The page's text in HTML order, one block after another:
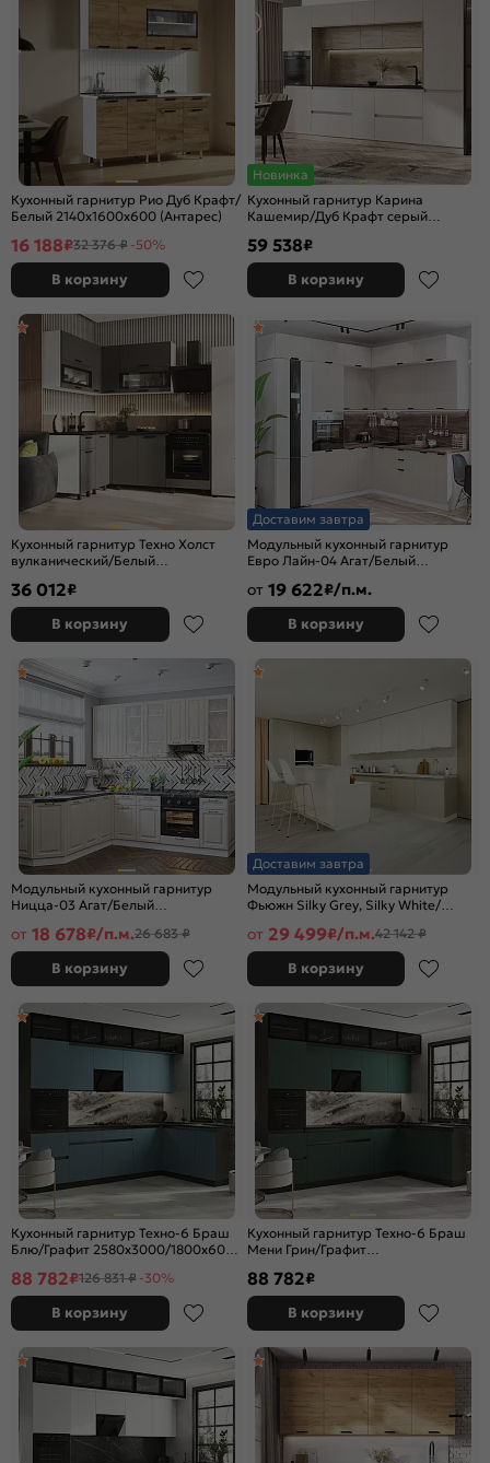
Кухонный гарнитур Рио Дуб Крафт/
Белый 2140x1600x600 (Антарес)
16 188₽32 376 ₽ -50%
В корзину
Новинка
Кухонный гарнитур Карина
Кашемир/Дуб Крафт серый
59 538₽
В корзину
Кухонный гарнитур Техно Холст
вулканический/Белый
темный)
36 012₽
В корзину
Доставим завтра
Модульный кухонный гарнитур
Евро Лайн-04 Агат/Белый
от 19 622₽/п.м.
В корзину
Модульный кухонный гарнитур
Ницца-03 Агат/Белый
от 18 678₽/п.м.26 683 ₽
В корзину
Доставим завтра
Модульный кухонный гарнитур
Фьюжн Silky Grey, Silky White/
от 29 499₽/п.м.42 142 ₽
В корзину
Кухонный гарнитур Техно-6 Браш
Блю/Графит 2580x3000/1800x600
88 782₽126 831 ₽ -30%
В корзину
Кухонный гарнитур Техно-6 Браш
Мени Грин/Графит
темный)
88 782₽
В корзину